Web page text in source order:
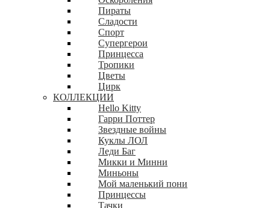
Пираты
Сладости
Спорт
Супергерои
Принцесса
Тропики
Цветы
Цирк
КОЛЛЕКЦИИ
Hello Kitty
Гарри Поттер
Звездные войны
Куклы ЛОЛ
Леди Баг
Микки и Минни
Миньоны
Мой маленький пони
Принцессы
Тачки